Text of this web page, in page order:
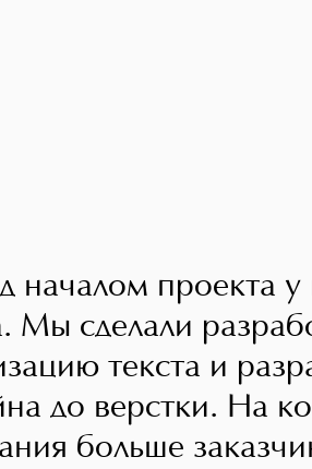
началом проекта
Мы сделали
текста и
до верстки. На
больше